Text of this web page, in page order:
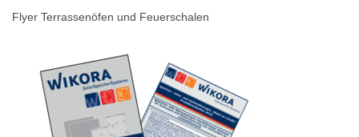
Flyer Terrassenöfen und Feuerschalen